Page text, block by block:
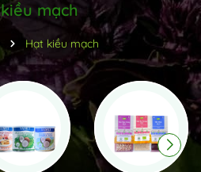
mạch
Hạt kiều mạch